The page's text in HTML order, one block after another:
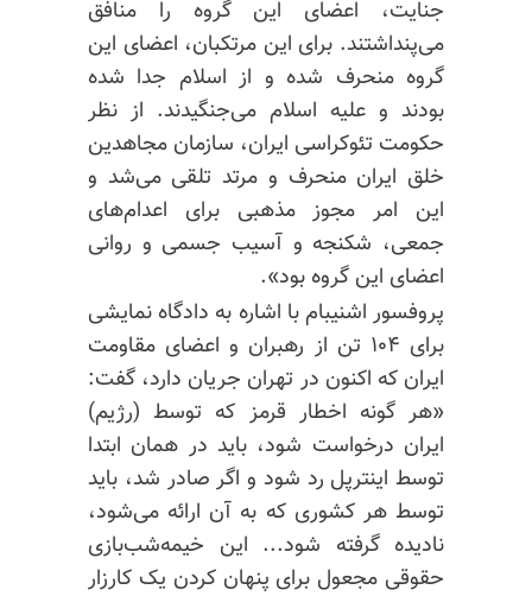
جنایت، اعضای این گروه را منافق
می‌پنداشتند. برای این مرتکبان، اعضای این
گروه منحرف شده و از اسلام جدا شده
بودند و علیه اسلام می‌جنگیدند. از نظر
حکومت تئوکراسی ایران، سازمان مجاهدین
خلق ایران منحرف و مرتد تلقی می‌شد و
این امر مجوز مذهبی برای اعدام‌های
جمعی، شکنجه و آسیب جسمی و روانی
اعضای این گروه بود».
پروفسور اشنیبام با اشاره به دادگاه نمایشی
برای ۱۰۴ تن از رهبران و اعضای مقاومت
ایران که اکنون در تهران جریان دارد، گفت:
«هر گونه اخطار قرمز که توسط (رژیم)
ایران درخواست شود، باید در همان ابتدا
توسط اینترپل رد شود و اگر صادر شد، باید
توسط هر کشوری که به آن ارائه می‌شود،
نادیده گرفته شود... این خیمه‌شب‌بازی
حقوقی مجعول برای پنهان کردن یک کارزار